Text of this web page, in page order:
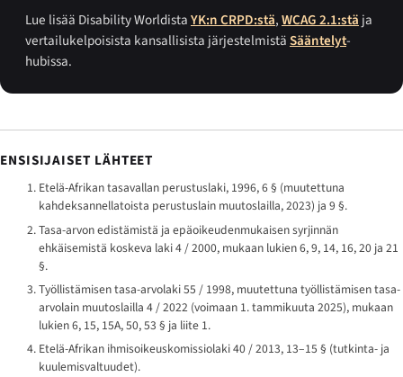
Lue lisää Disability WorldistaYK:n CRPD:stä,WCAG 2.1:stä ja
vertailukelpoisista kansallisista järjestelmistäSääntelyt-
hubissa.
ENSISIJAISET LÄHTEET
Etelä-Afrikan tasavallan perustuslaki, 1996, 6 § (muutettuna
kahdeksannellatoista perustuslain muutoslailla, 2023) ja 9 §.
Tasa-arvon edistämistä ja epäoikeudenmukaisen syrjinnän
ehkäisemistä koskeva laki 4 / 2000, mukaan lukien 6, 9, 14, 16, 20 ja 21
§.
Työllistämisen tasa-arvolaki 55 / 1998, muutettuna työllistämisen tasa-
arvolain muutoslailla 4 / 2022 (voimaan 1. tammikuuta 2025), mukaan
lukien 6, 15, 15A, 50, 53 § ja liite 1.
Etelä-Afrikan ihmisoikeuskomissiolaki 40 / 2013, 13–15 § (tutkinta- ja
kuulemisvaltuudet).